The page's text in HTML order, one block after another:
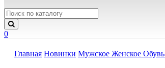
0
Главная Новинки Мужское Женское Обувь